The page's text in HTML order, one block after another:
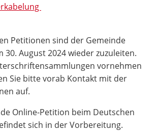
Petitionen sind der Gemeinde
30. August 2024 wieder zuzuleiten.
vornehmen
Sie bitte vorab Kontakt mit der
auf.
Online-Petition beim Deutschen
sich in der Vorbereitung.